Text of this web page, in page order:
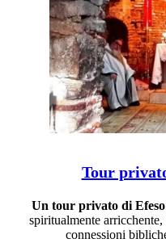
Tour
Un tour privato di
spiritualmente
connessioni